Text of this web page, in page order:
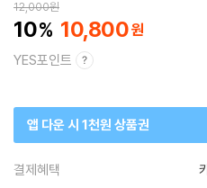
12,000원
10 10,800
YES포인트
앱 다운 시 1천원 상품권
결제혜택